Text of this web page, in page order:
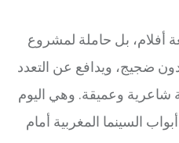
أفلام، بل حاملة لمشروع
ضجيج، ويدافع عن التعدد
شاعرية وعميقة. وهي اليوم
السينما المغربية أمام